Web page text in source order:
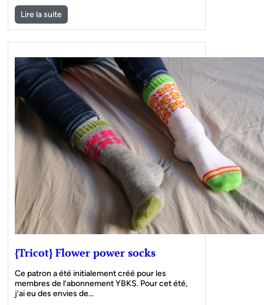
Lire la suite
{Tricot} Flower power socks
Ce patron a été initialement créé pour les
membres de l’abonnement YBKS. Pour cet été,
j’ai eu des envies de…